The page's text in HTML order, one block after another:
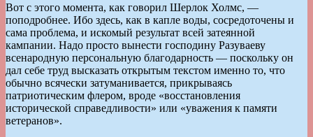
Вот с этого момента, как говорил Шерлок Холмс, —
поподробнее. Ибо здесь, как в капле воды, сосредоточены и
сама проблема, и искомый результат всей затеянной
кампании. Надо просто вынести господину Разуваеву
всенародную персональную благодарность — поскольку он
дал себе труд высказать открытым текстом именно то, что
обычно всячески затуманивается, прикрываясь
патриотическим флером, вроде «восстановления
исторической справедливости» или «уважения к памяти
ветеранов».